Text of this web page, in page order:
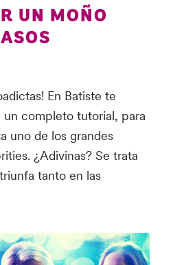
UN MOÑO
En Batiste te
un completo tutorial, para
uno de los grandes
¿Adivinas? Se trata
tanto en las